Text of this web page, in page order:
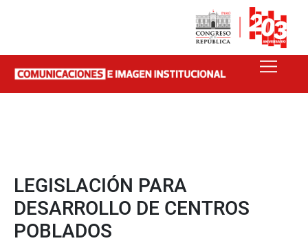
LEGISLACIÓN PARA
DESARROLLO DE CENTROS
POBLADOS